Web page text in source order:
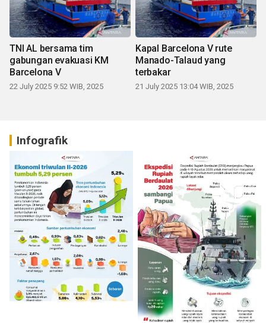
TNI AL bersama tim
gabungan evakuasi KM
Barcelona V
22 July 2025 9:52 WIB, 2025
Kapal Barcelona V rute
Manado-Talaud yang
terbakar
21 July 2025 13:04 WIB, 2025
Infografik